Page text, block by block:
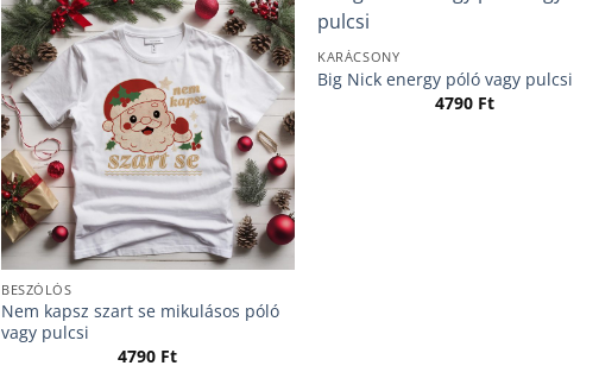
BESZÓLÓS
Nem kapsz szart se mikulásos póló
vagy pulcsi
4790 Ft
KARÁCSONY
Big Nick energy póló vagy pulcsi
4790 Ft